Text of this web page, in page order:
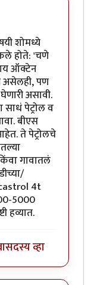
शोमध्ये
होते: 'चणे
ऑक्टेन
असेलही, पण
असावी.
साधं पेट्रोल व
बीएस
ते पेट्रोलचे
गावातलं
4t
5000
हव्यात.
सदस्य व्हा